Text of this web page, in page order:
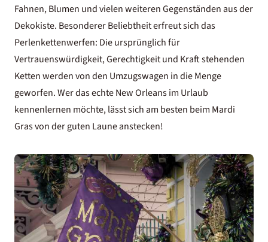
Fahnen, Blumen und vielen weiteren Gegenständen aus der
Dekokiste. Besonderer Beliebtheit erfreut sich das
Perlenkettenwerfen: Die ursprünglich für
Vertrauenswürdigkeit, Gerechtigkeit und Kraft stehenden
Ketten werden von den Umzugswagen in die Menge
geworfen. Wer das echte New Orleans im Urlaub
kennenlernen möchte, lässt sich am besten beim Mardi
Gras von der guten Laune anstecken!